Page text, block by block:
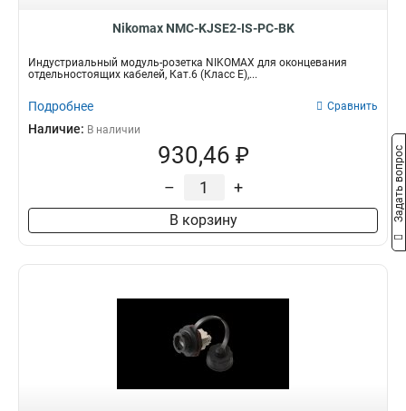
Nikomax NMC-KJSE2-IS-PC-BK
Индустриальный модуль-розетка NIKOMAX для оконцевания
отдельностоящих кабелей, Кат.6 (Класс E),...
Подробнее Сравнить
Наличие: В наличии
930,46 ₽
– +
В корзину Задать вопрос